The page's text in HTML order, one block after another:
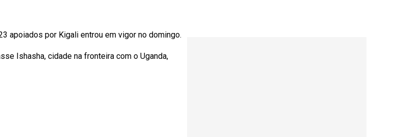
apoiados por Kigali entrou em vigor no domingo.
Ishasha, cidade na fronteira com o Uganda,